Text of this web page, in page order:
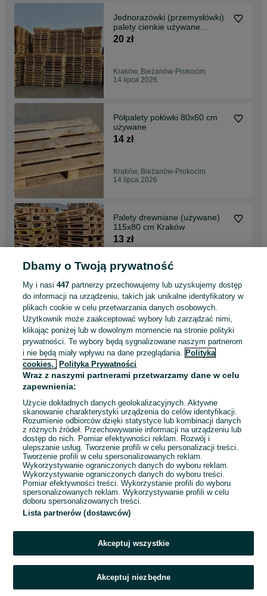
Jednorazówki (przemysłówki)
palety cienkie używane
120x80 Kraków (Rybitwy)
20 zł
Kraków, Bieżanów-Prokocim
14 lipca 2026
Półpalety połówki 80x60 cm
używane
14 zł
Kraków, Bieżanów-Prokocim
14 lipca 2026
Palety drewniane (używane)
115x80 cm Kraków
13 zł
Kraków, Bieżanów-Prokocim
Palety 120x120 cm
1200x1200 (używane) Kraków
24 zł
Kraków, Bieżanów-Prokocim
14 lipca 2026
1 2
Zadzwoń / SMS
Dbamy o Twoją prywatność
My i nasi447 partnerzy przechowujemy lub uzyskujemy dostęp
do informacji na urządzeniu, takich jak unikalne identyfikatory w
plikach cookie w celu przetwarzania danych osobowych.
Użytkownik może zaakceptować wybory lub zarządzać nimi,
klikając poniżej lub w dowolnym momencie na stronie polityki
prywatności. Te wybory będą sygnalizowane naszym partnerom
i nie będą miały wpływu na dane przeglądania. Polityka
cookies,
Polityka Prywatności
Wraz z naszymi partnerami przetwarzamy dane w celu
zapewnienia:
Użycie dokładnych danych geolokalizacyjnych. Aktywne
skanowanie charakterystyki urządzenia do celów identyfikacji.
Rozumienie odbiorców dzięki statystyce lub kombinacji danych
z różnych źródeł. Przechowywanie informacji na urządzeniu lub
dostęp do nich. Pomiar efektywności reklam. Rozwój i
ulepszanie usług. Tworzenie profili w celu personalizacji treści.
Tworzenie profili w celu spersonalizowanych reklam.
Wykorzystywanie ograniczonych danych do wyboru reklam.
Wykorzystywanie ograniczonych danych do wyboru treści.
Pomiar efektywności treści. Wykorzystanie profili do wyboru
spersonalizowanych reklam. Wykorzystywanie profili w celu
doboru spersonalizowanych treści.
Lista partnerów (dostawców)
Akceptuj wszystkie
Akceptuj niezbędne